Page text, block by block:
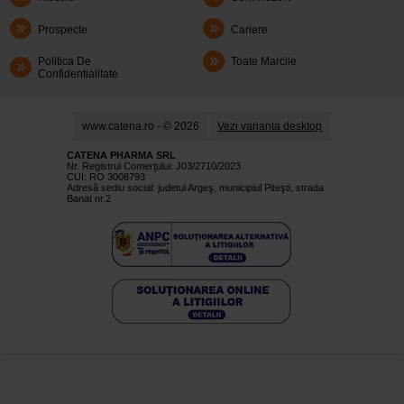
Prospecte Cariere
Politica De
Confidentialitate
Toate Marcile
www.catena.ro - © 2026 Vezi varianta desktop
CATENA PHARMA SRL
Nr. Registrul Comerţului: J03/2710/2023
CUI: RO 3008793
Adresă sediu social: judetul Argeş, municipiul Piteşti, strada
Banat nr.2